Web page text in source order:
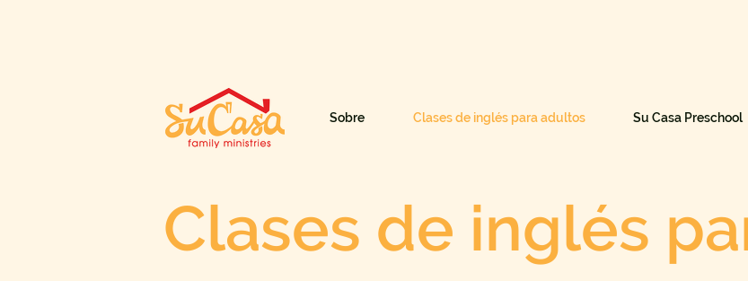
Sobre Clases de inglés para adultos Su Casa Preschool
Clases de inglés